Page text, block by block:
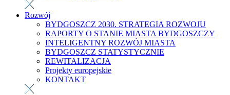
Rozwój
BYDGOSZCZ 2030. STRATEGIA ROZWOJU
RAPORTY O STANIE MIASTA BYDGOSZCZY
INTELIGENTNY ROZWÓJ MIASTA
BYDGOSZCZ STATYSTYCZNIE
REWITALIZACJA
Projekty europejskie
KONTAKT